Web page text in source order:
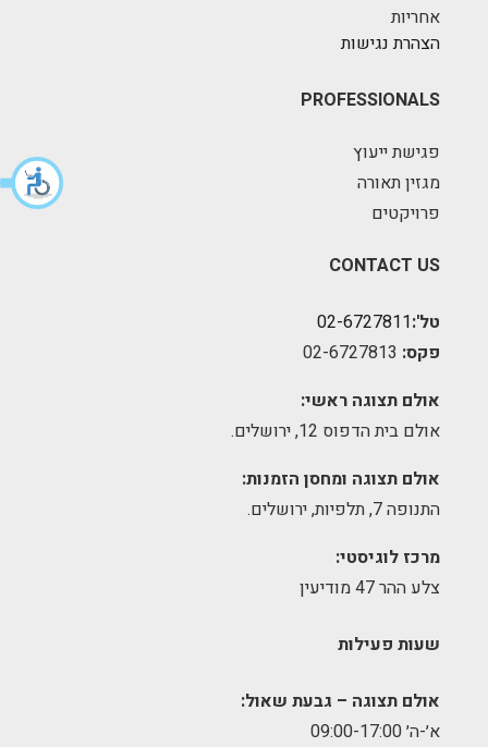
אחריות
הצהרת נגישות
PROFESSIONALS
פגישת ייעוץ
מגזין תאורה
פרויקטים
CONTACT US
טל':02-6727811
פקס:
אולם תצוגה ראשי:
אולם בית הדפוס 12, ירושלים.
אולם תצוגה ומחסן הזמנות:
התנופה 7, תלפיות, ירושלים.
מרכז לוגיסטי:
צלע ההר 47 מודיעין
שעות פעילות
אולם תצוגה – גבעת שאול:
א׳-ה׳ 09:00-17:00